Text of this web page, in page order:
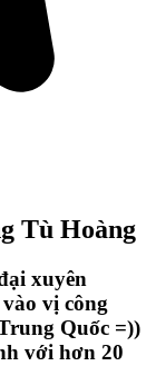
Tù Hoàng
xuyên
vị công
Quốc =))
với hơn 20